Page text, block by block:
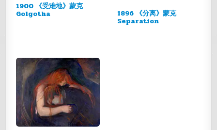
1900 《受难地》蒙克
Golgotha 1896 《分离》蒙克
Separation